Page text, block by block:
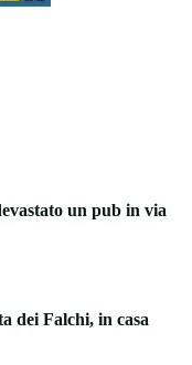
un pub in via
dei Falchi, in casa